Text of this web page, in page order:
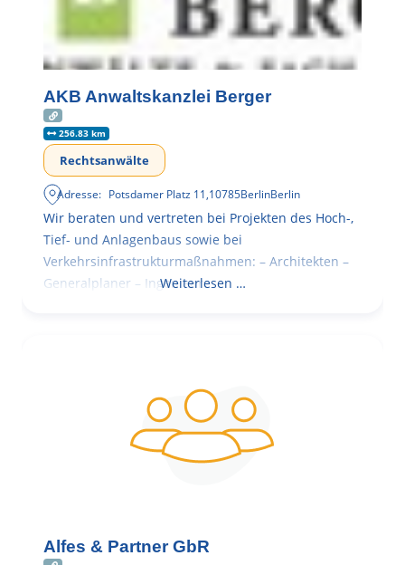
AKB Anwaltskanzlei Berger
256.83 km
Rechtsanwälte
Adresse: Potsdamer Platz 11,10785BerlinBerlin
Wir beraten und vertreten bei Projekten des Hoch-,
Tief- und Anlagenbaus sowie bei
Verkehrsinfrastrukturmaßnahmen: – Architekten –
Generalplaner – Ingenieure
Weiterlesen …
Alfes & Partner GbR